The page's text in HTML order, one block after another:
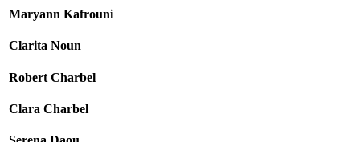
Maryann Kafrouni
Clarita Noun
Robert Charbel
Clara Charbel